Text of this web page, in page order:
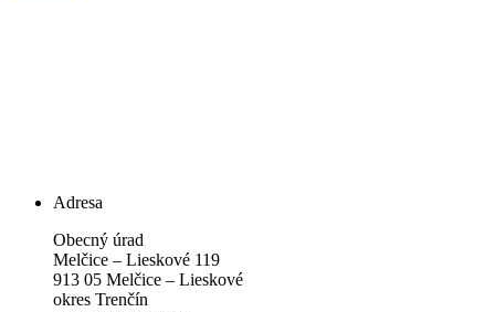
Adresa
Obecný úrad
Melčice – Lieskové 119
913 05 Melčice – Lieskové
okres Trenčín